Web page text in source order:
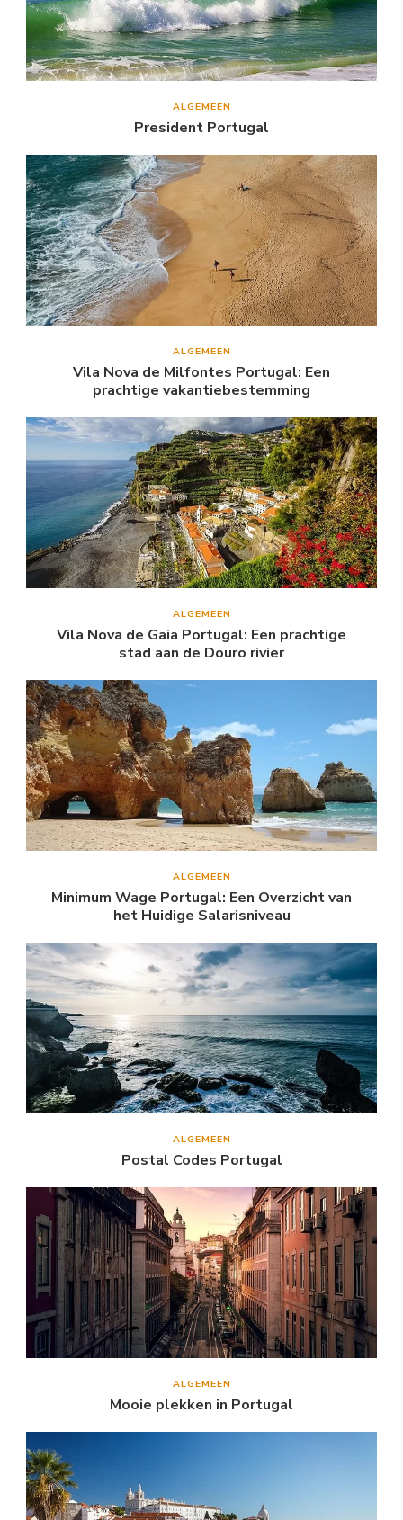
ALGEMEEN
President Portugal
ALGEMEEN
Vila Nova de Milfontes Portugal: Een
prachtige vakantiebestemming
ALGEMEEN
Vila Nova de Gaia Portugal: Een prachtige
stad aan de Douro rivier
ALGEMEEN
Minimum Wage Portugal: Een Overzicht van
het Huidige Salarisniveau
ALGEMEEN
Postal Codes Portugal
ALGEMEEN
Mooie plekken in Portugal